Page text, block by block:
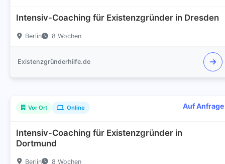
Intensiv-Coaching für Existenzgründer in Dresden
Berlin 8 Wochen
Existenzgründerhilfe.de
Vor Ort Online Auf Anfrage
Intensiv-Coaching für Existenzgründer in
Dortmund
Berlin 8 Wochen